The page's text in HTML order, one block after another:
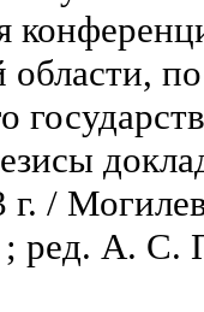
области,
г. /
; ред. А. С.